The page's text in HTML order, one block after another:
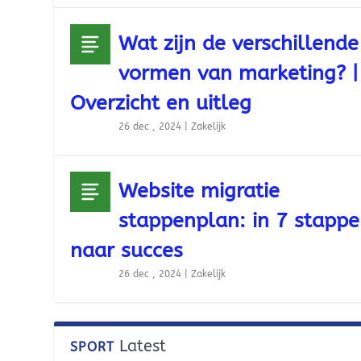
Wat zijn de verschillende
vormen van marketing? |
Overzicht en uitleg
26 dec , 2024 |Zakelijk
Website migratie
stappenplan: in 7
naar succes
26 dec , 2024 |Zakelijk
SPORT Latest